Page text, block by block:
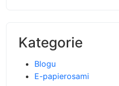
Kategorie
Blogu
E-papierosami